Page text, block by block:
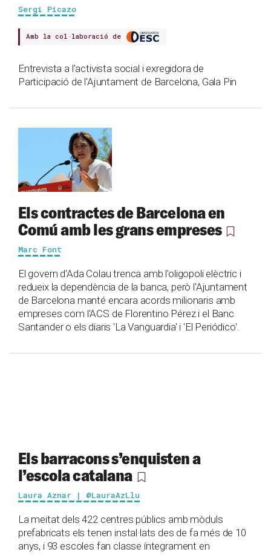
Sergi Picazo
Amb la col·laboració de
Entrevista a l'activista social i exregidora de
Participació de l'Ajuntament de Barcelona, Gala Pin
Els contractes de Barcelona en
Comú amb les grans empreses
Marc Font
El govern d'Ada Colau trenca amb l'oligopoli elèctric i
redueix la dependència de la banca, però l'Ajuntament
de Barcelona manté encara acords milionaris amb
empreses com l'ACS de Florentino Pérez i el Banc
Santander o els diaris 'La Vanguardia' i 'El Periódico'.
Els barracons s’enquisten a
l’escola catalana
Laura Aznar | @LauraAzLlu
La meitat dels 422 centres públics amb mòduls
prefabricats els tenen instal·lats des de fa més de 10
anys, i 93 escoles fan classe íntegrament en